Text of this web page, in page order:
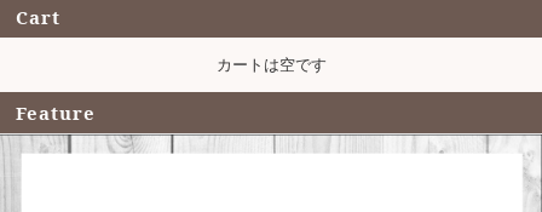
Cart
カートは空です
Feature